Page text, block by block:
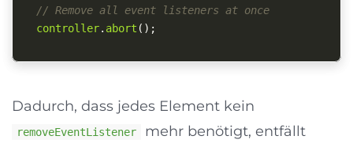
// Remove all event listeners at once
controller. abort ();
Dadurch, dass jedes Element kein
removeEventListener
mehr benötigt, entfällt